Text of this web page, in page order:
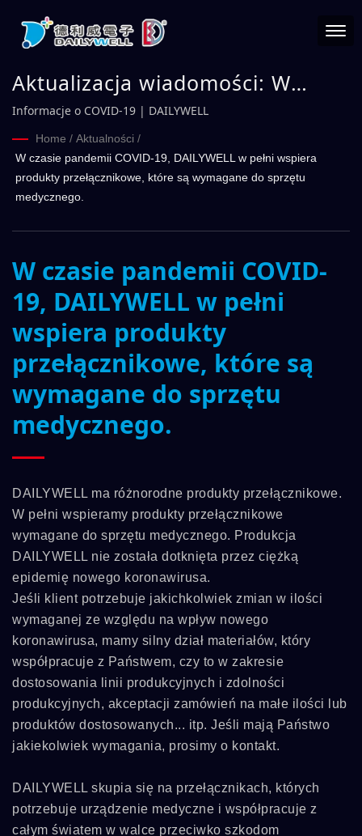
Aktualizacja wiadomości: W
czasie pandemii COVID-19,
DAILYWELL w pełni wspiera
produkty przełącznikowe, które
są wymagane do sprzętu
medycznego. | DAILYWELL
Informacje o COVID-19 | DAILYWELL
Home / Aktualności /
W czasie pandemii COVID-19, DAILYWELL w pełni wspiera
produkty przełącznikowe, które są wymagane do sprzętu
medycznego.
W czasie pandemii COVID-
19, DAILYWELL w pełni
wspiera produkty
przełącznikowe, które są
wymagane do sprzętu
medycznego.
DAILYWELL ma różnorodne produkty przełącznikowe.
W pełni wspieramy produkty przełącznikowe
wymagane do sprzętu medycznego. Produkcja
DAILYWELL nie została dotknięta przez ciężką
epidemię nowego koronawirusa.
Jeśli klient potrzebuje jakichkolwiek zmian w ilości
wymaganej ze względu na wpływ nowego
koronawirusa, mamy silny dział materiałów, który
współpracuje z Państwem, czy to w zakresie
dostosowania linii produkcyjnych i zdolności
produkcyjnych, akceptacji zamówień na małe ilości lub
produktów dostosowanych... itp. Jeśli mają Państwo
jakiekolwiek wymagania, prosimy o kontakt.
DAILYWELL skupia się na przełącznikach, których
potrzebuje urządzenie medyczne i współpracuje z
całym światem w walce przeciwko szkodom